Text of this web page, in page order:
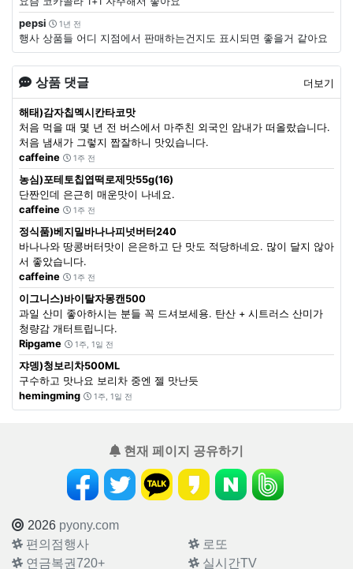
pepsi
1년 전
행사 상품들 어디 지점에서 판매하는건지도 표시되면 좋을거 같아요
상품 댓글 더보기
해태)감자칩멕시칸타코맛
처음 먹을 때 몇 년 전 버스에서 마주친 외국인 암내가 떠올랐습니다.
처음 냄새가 그렇지 짭잘하니 맛있습니다.
caffeine
1주 전
농심)포테토칩엽떡로제맛55g(16)
단짠인데 은근히 매운맛이 나네요.
caffeine
1주 전
정식품)베지밀바나나피넛버터240
바나나와 땅콩버터맛이 은은하고 단 맛도 적당하네요. 많이 달지 않아
서 좋았습니다.
caffeine
1주 전
이그니스)바이탈자몽캔500
과일 산미 좋아하시는 분들 꼭 드셔보세용. 탄산 + 시트러스 산미가
청량감 개터트립니다.
Ripgame
1주, 1일 전
쟈뎅)청보리차500ML
구수하고 맛나요 보리차 중엔 젤 맛난듯
hemingming
1주, 1일 전
현재 페이지 공유하기
2026 pyony.com
편의점행사
로또
연금복권720+
실시간TV